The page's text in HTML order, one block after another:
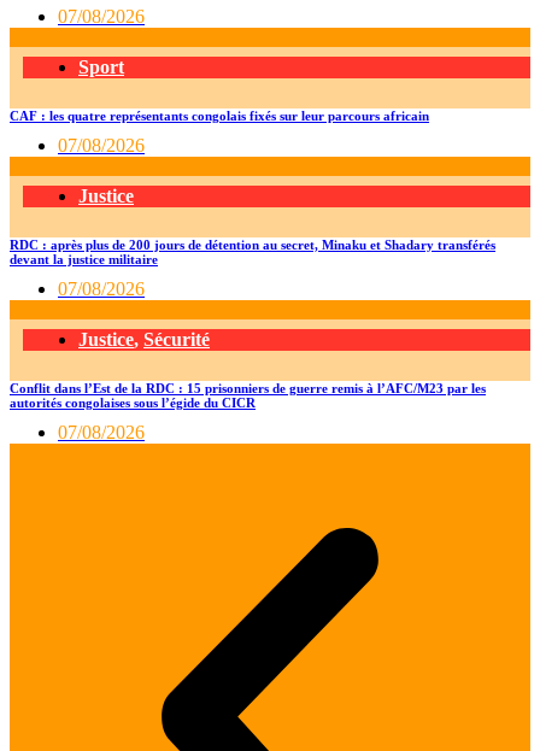
07/08/2026
Sport
CAF : les quatre représentants congolais fixés sur leur parcours africain
07/08/2026
Justice
RDC : après plus de 200 jours de détention au secret, Minaku et Shadary transférés
devant la justice militaire
07/08/2026
Justice, Sécurité
Conflit dans l’Est de la RDC : 15 prisonniers de guerre remis à l’AFC/M23 par les
autorités congolaises sous l’égide du CICR
07/08/2026